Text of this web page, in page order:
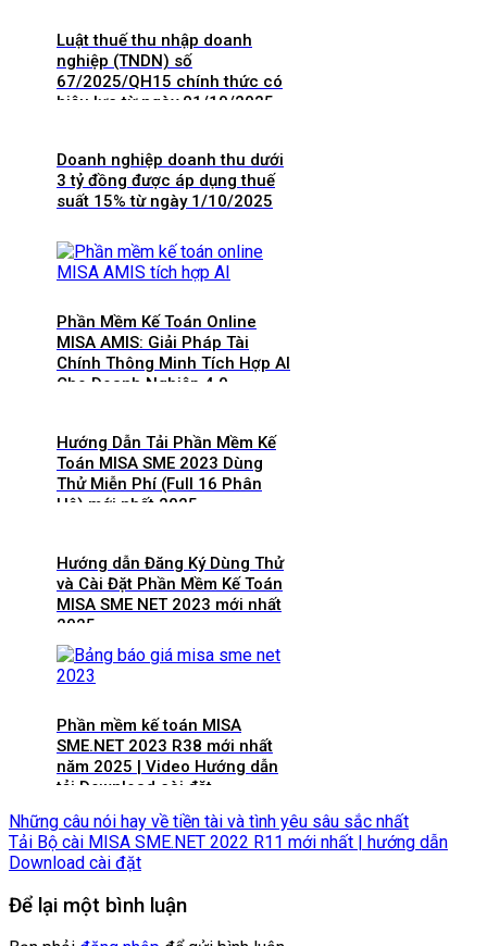
Luật thuế thu nhập doanh
nghiệp (TNDN) số
67/2025/QH15 chính thức có
hiệu lực từ ngày 01/10/2025
Doanh nghiệp doanh thu dưới
3 tỷ đồng được áp dụng thuế
suất 15% từ ngày 1/10/2025
Phần Mềm Kế Toán Online
MISA AMIS: Giải Pháp Tài
Chính Thông Minh Tích Hợp AI
Cho Doanh Nghiệp 4.0
Hướng Dẫn Tải Phần Mềm Kế
Toán MISA SME 2023 Dùng
Thử Miễn Phí (Full 16 Phân
Hệ) mới nhất 2025
Hướng dẫn Đăng Ký Dùng Thử
và Cài Đặt Phần Mềm Kế Toán
MISA SME NET 2023 mới nhất
2025
Phần mềm kế toán MISA
SME.NET 2023 R38 mới nhất
năm 2025 | Video Hướng dẫn
tải Download cài đặt
Những câu nói hay về tiền tài và tình yêu sâu sắc nhất
Tải Bộ cài MISA SME.NET 2022 R11 mới nhất | hướng dẫn
Download cài đặt
Để lại một bình luận